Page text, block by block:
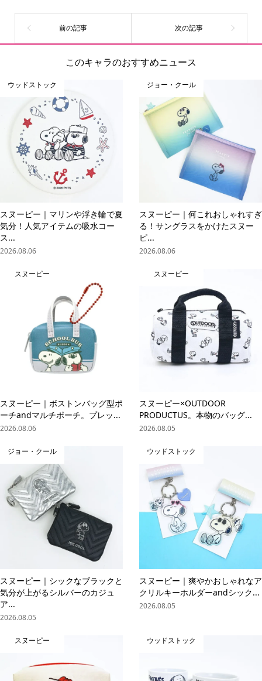
このキャラのおすすめニュース
ウッドストック
スヌーピー｜マリンや浮き輪で夏
気分！人気アイテムの吸水コー
ス...
2026.08.06
ジョー・クール
スヌーピー｜何これおしゃれすぎ
る！サングラスをかけたスヌー
ピ...
2026.08.06
スヌーピー
スヌーピー｜ボストンバッグ型ポ
ーチandマルチポーチ。プレッ...
2026.08.06
スヌーピー
スヌーピー×OUTDOOR
PRODUCTUS。本物のバッグ...
2026.08.05
ジョー・クール
スヌーピー｜シックなブラックと
気分が上がるシルバーのカジュ
ア...
2026.08.05
ウッドストック
スヌーピー｜爽やかおしゃれなア
クリルキーホルダーandシック...
2026.08.05
スヌーピー ウッドストック